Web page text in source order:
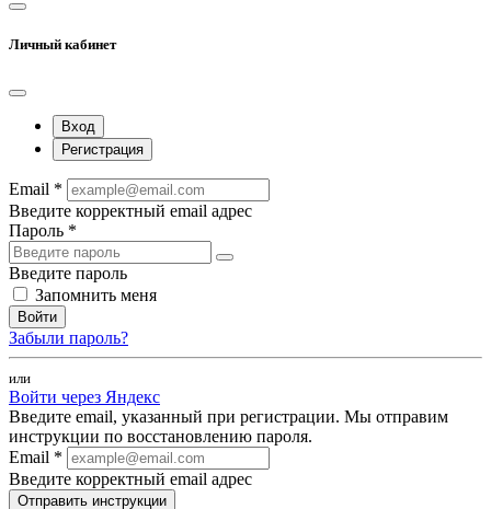
Личный кабинет
Вход
Регистрация
Email *
Введите корректный email адрес
Пароль *
Введите пароль
Запомнить меня
Войти
Забыли пароль?
или
Войти через Яндекс
Введите email, указанный при регистрации. Мы отправим
инструкции по восстановлению пароля.
Email *
Введите корректный email адрес
Отправить инструкции